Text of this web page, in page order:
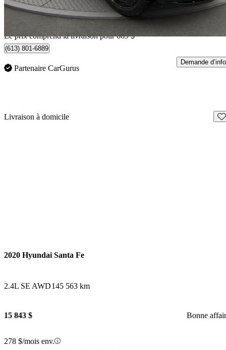
692 $/mois env.
Livraison à domicile de Orleans, ON
Le prix comprend la livraison pour 669 $
(613) 801-6889
Partenaire CarGurus
Demande d’info
Livraison à domicile
2020 Hyundai Santa Fe
2.4L SE AWD145 563 km
15 843 $ Bonne
278 $/mois env.